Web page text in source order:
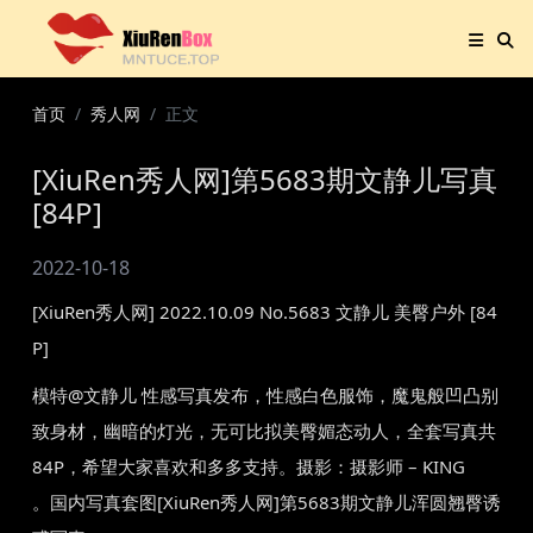
首页 秀人网 正文
[XiuRen秀人网]第5683期文静儿写真
[84P]
2022-10-18
[XiuRen秀人网] 2022.10.09 No.5683 文静儿 美臀户外 [84
P]
模特@文静儿 性感写真发布，性感白色服饰，魔鬼般凹凸别
致身材，幽暗的灯光，无可比拟美臀媚态动人，全套写真共
84P，希望大家喜欢和多多支持。摄影：摄影师 – KING
。国内写真套图[XiuRen秀人网]第5683期文静儿浑圆翘臀诱